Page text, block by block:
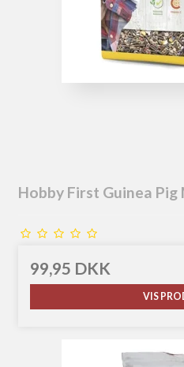
Hobby First Guinea Pig
99,95 DKK
VIS